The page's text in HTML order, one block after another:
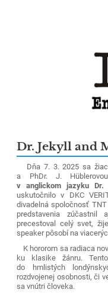
Dr. Jekyll and
Dňa 7. 3. 2025 sa
a PhDr. J.
v anglickom jazyku
Dr.
uskutočnilo v DKC
divadelná spoločnosť
predstavenia
precestoval celý svet,
speaker pôsobí na
K hororom sa radiaca
ku klasike žánru.
do hmlistých
rozdvojenej osobnosti, či
sa vnútri človeka.